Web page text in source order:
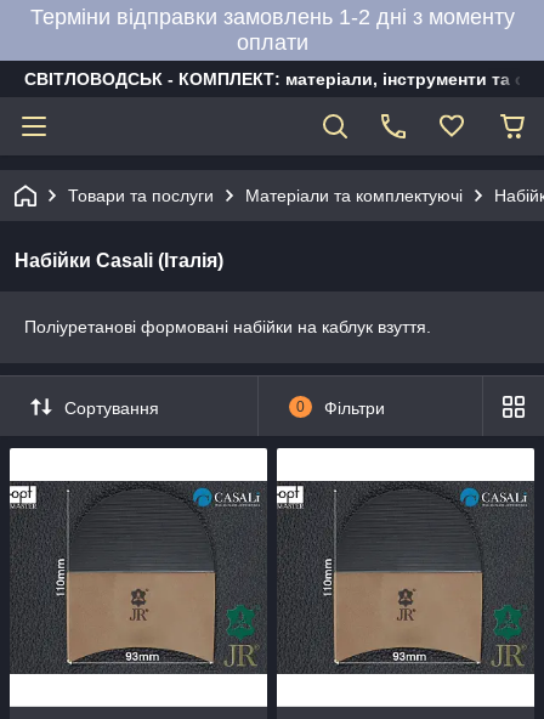
Терміни відправки замовлень 1-2 дні з моменту
оплати
СВІТЛОВОДСЬК - КОМПЛЕКТ: матеріали, інструменти та
Товари та послуги Матеріали та комплектуючі
Набійки Casali (Італія)
Поліуретанові формовані набійки на каблук взуття.
Сортування 0 Фільтри